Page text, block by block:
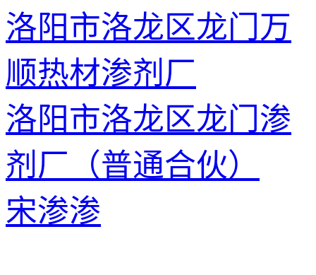
洛阳市洛龙区龙门万
顺热材渗剂厂
洛阳市洛龙区龙门渗
剂厂（普通合伙）
宋渗渗